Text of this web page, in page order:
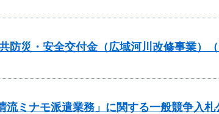
防災・安全交付金（広域河川改修事業）
ミナモ派遣業務」に関する一般競争入札